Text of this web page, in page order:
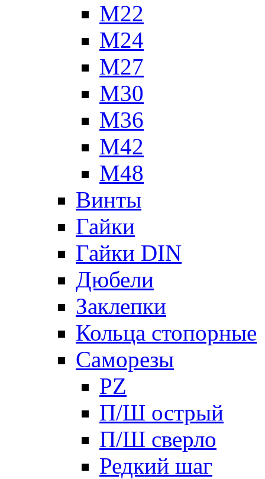
М22
М24
М27
М30
М36
М42
М48
Винты
Гайки
Гайки DIN
Дюбели
Заклепки
Кольца стопорные
Саморезы
PZ
П/Ш острый
П/Ш сверло
Редкий шаг